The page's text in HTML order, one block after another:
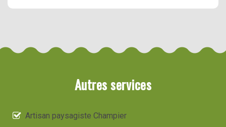
Autres services
Artisan paysagiste Champier